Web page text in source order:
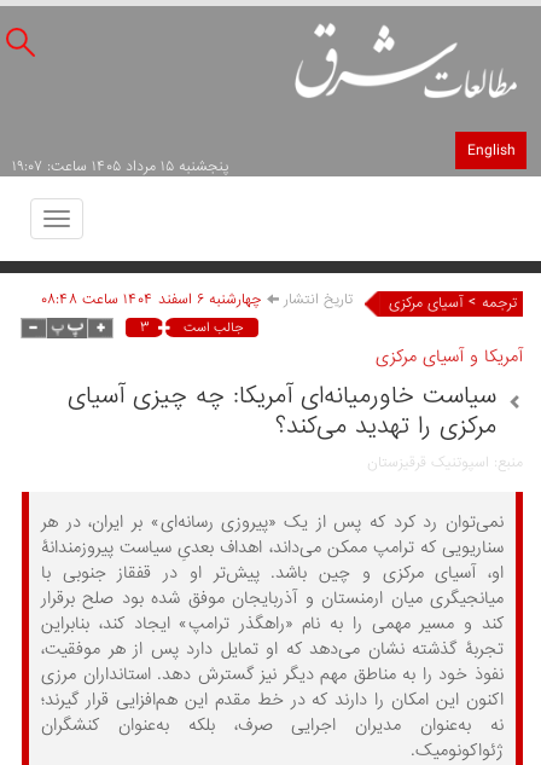
English
پنجشنبه ۱۵ مرداد ۱۴۰۵ ساعت: ۱۹:۰۷
Toggle
ترجمه > آسیای مرکزی تاریخ انتشار چهارشنبه ۶ اسفند ۱۴۰۴ ساعت ۰۸:۴۸
جالب است ۳
آمریکا و آسیای مرکزی
سیاست خاورمیانه‌ای آمریکا: چه چیزی آسیای
مرکزی را تهدید می‌کند؟
منبع: اسپوتنیک قرقیزستان
نمی‌توان رد کرد که پس از یک «پیروزی رسانه‌ای» بر ایران، در هر
سناریویی که ترامپ ممکن می‌داند، اهداف بعدیِ سیاست پیروزمندانۀ
او، آسیای مرکزی و چین باشد. پیش‌تر او در قفقاز جنوبی با
میانجیگری میان ارمنستان و آذربایجان موفق شده بود صلح برقرار
کند و مسیر مهمی را به نام «راهگذر ترامپ» ایجاد کند، بنابراین
تجربۀ گذشته نشان می‌دهد که او تمایل دارد پس از هر موفقیت،
نفوذ خود را به مناطق مهم دیگر نیز گسترش دهد. استانداران مرزی
اکنون این امکان را دارند که در خط مقدم این هم‌افزایی قرار گیرند؛
نه به‌عنوان مدیران اجرایی صرف، بلکه به‌عنوان کنشگران
ژئواکونومیک.